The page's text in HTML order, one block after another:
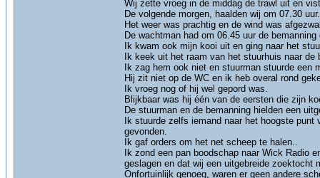
Wij zette vroeg in de middag de trawl uit en
De volgende morgen, haalden wij om 07.30
Het weer was prachtig en de wind was
De wachtman had om 06.45 uur de bemanning
Ik kwam ook mijn kooi uit en ging naar het
Ik keek uit het raam van het stuurhuis naar
Ik zag hem ook niet en stuurman stuurde een
Hij zit niet op de WC en ik heb overal rond
Ik vroeg nog of hij wel gepord was.
Blijkbaar was hij één van de eersten die zijn
De stuurman en de bemanning hielden een
Ik stuurde zelfs iemand naar het hoogste
gevonden.
Ik gaf orders om het net scheep te halen..
Ik zond een pan boodschap naar Wick Radio
geslagen en dat wij een uitgebreide zoektocht
Onfortuinlijk genoeg, waren er geen andere